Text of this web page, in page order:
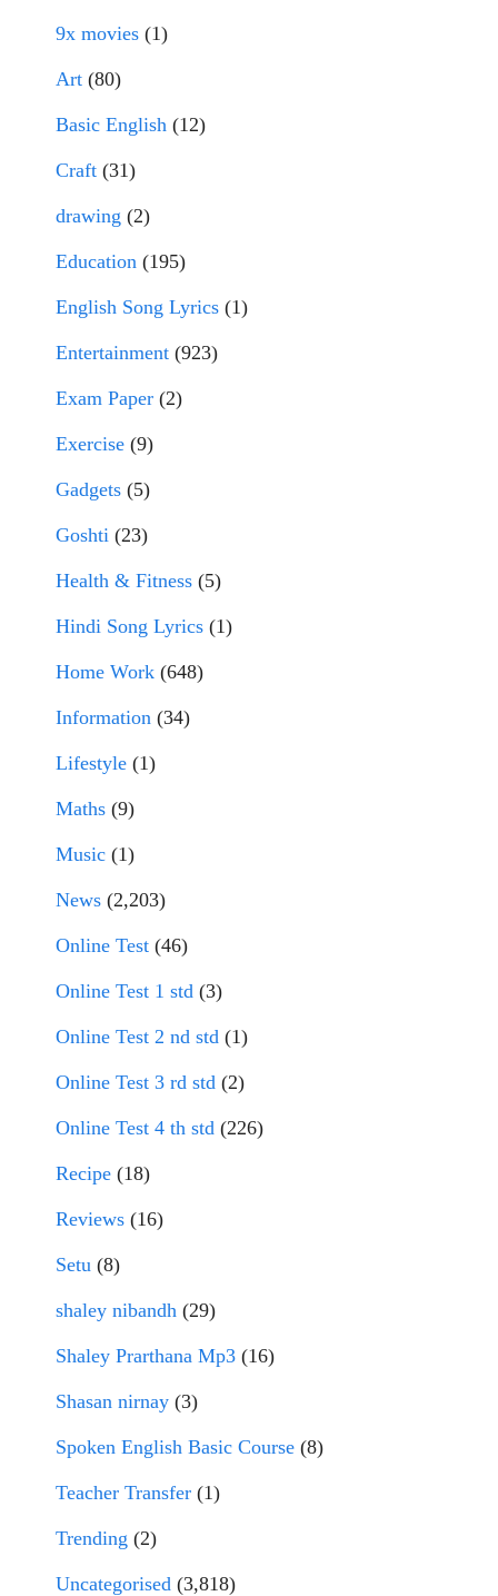
9x movies (1)
Art (80)
Basic English (12)
Craft (31)
drawing (2)
Education (195)
English Song Lyrics (1)
Entertainment (923)
Exam Paper (2)
Exercise (9)
Gadgets (5)
Goshti (23)
Health & Fitness (5)
Hindi Song Lyrics (1)
Home Work (648)
Information (34)
Lifestyle (1)
Maths (9)
Music (1)
News (2,203)
Online Test (46)
Online Test 1 std (3)
Online Test 2 nd std (1)
Online Test 3 rd std (2)
Online Test 4 th std (226)
Recipe (18)
Reviews (16)
Setu (8)
shaley nibandh (29)
Shaley Prarthana Mp3 (16)
Shasan nirnay (3)
Spoken English Basic Course (8)
Teacher Transfer (1)
Trending (2)
Uncategorised (3,818)